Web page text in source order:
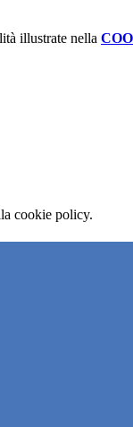
illustrate nella
cookie policy.